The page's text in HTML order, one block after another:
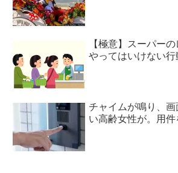
【極意】スーパー
やってはいけない行
チャイムが鳴り、
い高齢女性が。用件